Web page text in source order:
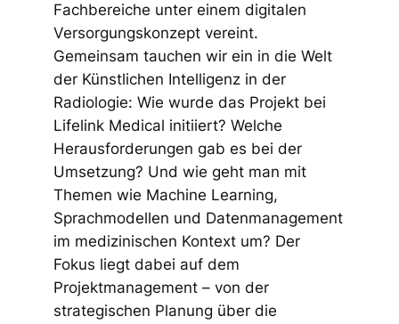
Fachbereiche unter einem digitalen
Versorgungskonzept vereint.
Gemeinsam tauchen wir ein in die Welt
der Künstlichen Intelligenz in der
Radiologie: Wie wurde das Projekt bei
Lifelink Medical initiiert? Welche
Herausforderungen gab es bei der
Umsetzung? Und wie geht man mit
Themen wie Machine Learning,
Sprachmodellen und Datenmanagement
im medizinischen Kontext um? Der
Fokus liegt dabei auf dem
Projektmanagement – von der
strategischen Planung über die